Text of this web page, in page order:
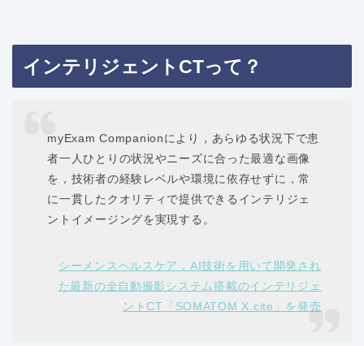
インテリジェントCTって？
myExam Companionにより，あらゆる状況下で患
者一人ひとりの状況やニーズに合った最適な画像
を，技術者の経験レベルや環境に依存せずに，常
に一貫したクオリティで提供できるインテリジェ
ントイメージングを実現する。
シーメンスヘルスケア，AI技術を用いて開発され
た最新の全自動撮影システム搭載のインテリジェ
ントCT「SOMATOM X.cite」を発売